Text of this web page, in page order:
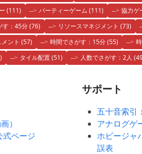
(111) パーティーゲーム (111) 協力ゲ
す：45分(76) リソースマネジメント (73)
ント (57) 時間でさがす：15分(55)
タイル配置(51) 人数でさがす：2人
）
式ページ
サポート
五十音索引
アナログゲ
ホビージャ
誤表